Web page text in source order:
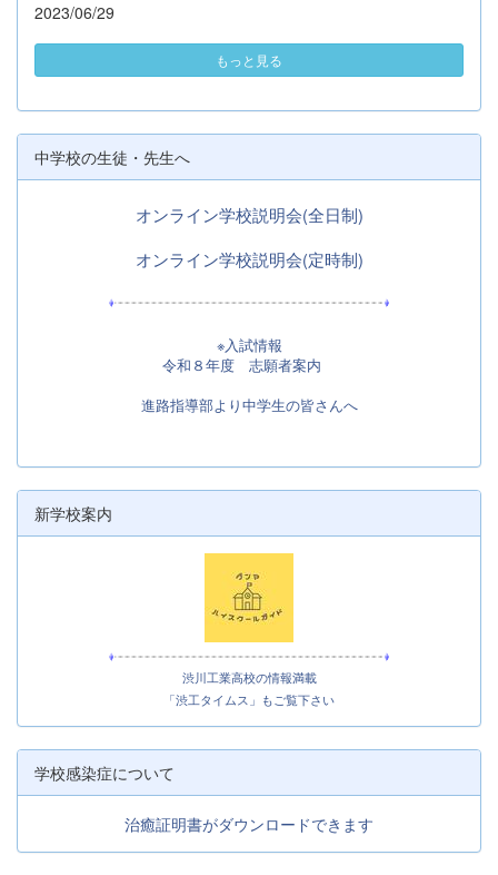
2023/06/29
もっと見る
中学校の生徒・先生へ
オンライン学校説明会(全日制)
オンライン学校説明会(定時制)
※入試情報
令和８年度 志願者案内
進路指導部より中学生の皆さんへ
新学校案内
渋川工業高校の情報満載
「渋工タイムス」もご覧下さい
学校感染症について
治癒証明書がダウンロードできます